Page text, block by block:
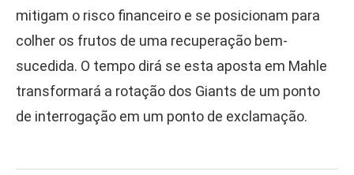
mitigam o risco financeiro e se posicionam para
colher os frutos de uma recuperação bem-
sucedida. O tempo dirá se esta aposta em Mahle
transformará a rotação dos Giants de um ponto
de interrogação em um ponto de exclamação.